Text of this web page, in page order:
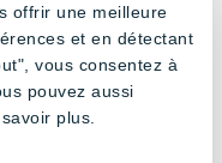
offrir une meilleure
et en détectant
vous consentez à
pouvez aussi
plus.